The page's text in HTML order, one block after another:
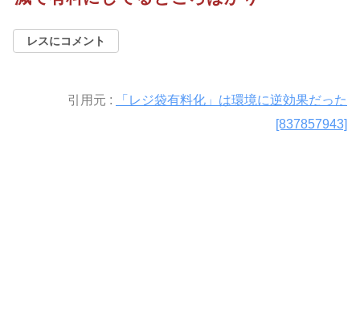
レスにコメント
引用元 :
「レジ袋有料化」は環境に逆効果だった
[837857943]